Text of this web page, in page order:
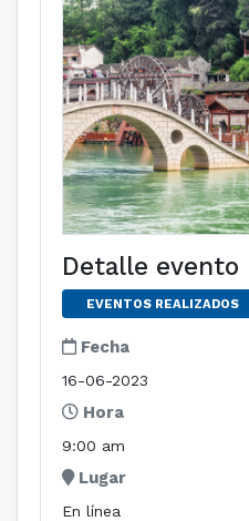
Detalle evento
EVENTOS REALIZADOS
Fecha
16-06-2023
Hora
9:00 am
Lugar
En línea